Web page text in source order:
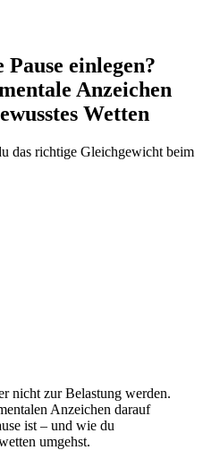
einlegen?
Anzeichen
Wetten
das richtige Gleichgewicht beim
nicht zur Belastung werden.
Anzeichen darauf
ist – und wie du
umgehst.